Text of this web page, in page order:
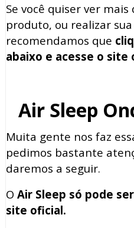
Se você quiser ver
produto, ou realizar
recomendamos que
abaixo e acesse o site
Air Sleep
Muita gente nos faz
pedimos bastante
daremos a seguir.
O Air Sleep só pode
site oficial.